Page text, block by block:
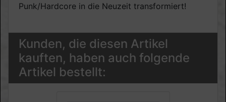
Punk/Hardcore in die Neuzeit transformiert!
Kunden, die diesen Artikel
kauften, haben auch folgende
Artikel bestellt: